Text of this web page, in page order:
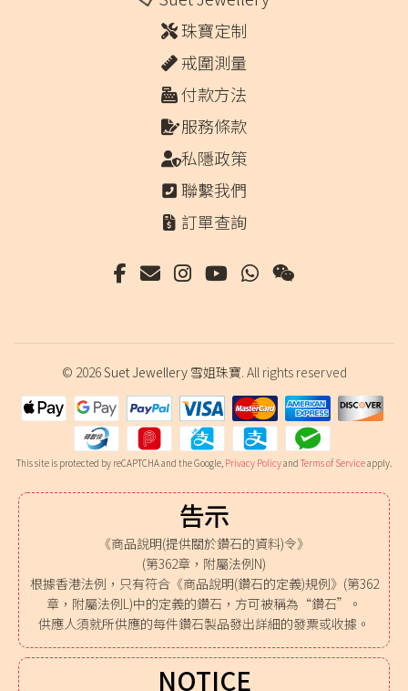
珠寶定制
戒圍測量
付款方法
服務條款
私隱政策
聯繫我們
訂單查詢
© 2026Suet Jewellery 雪姐珠寶. All rights reserved
This site is protected by reCAPTCHA and the Google, Privacy Policyand Terms of Serviceapply.
告示
《商品說明(提供關於鑽石的資料)令》
(第362章，附屬法例N)
根據香港法例，只有符合《商品說明(鑽石的定義)規例》(第362
章，附屬法例L)中的定義的鑽石，方可被稱為“鑽石”。
供應人須就所供應的每件鑽石製品發出詳細的發票或收據。
NOTICE